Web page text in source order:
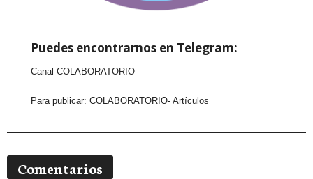
Puedes encontrarnos en Telegram:
Canal COLABORATORIO
Para publicar:COLABORATORIO- Artículos
Comentarios